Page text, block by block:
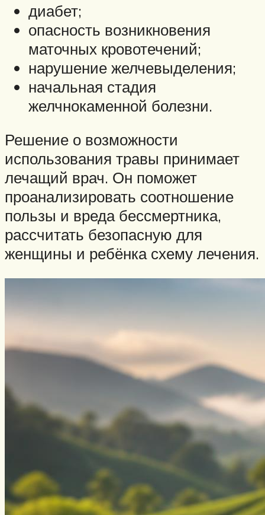
диабет;
опасность возникновения
маточных кровотечений;
нарушение желчевыделения;
начальная стадия
желчнокаменной болезни.
Решение о возможности
использования травы принимает
лечащий врач. Он поможет
проанализировать соотношение
пользы и вреда бессмертника,
рассчитать безопасную для
женщины и ребёнка схему лечения.